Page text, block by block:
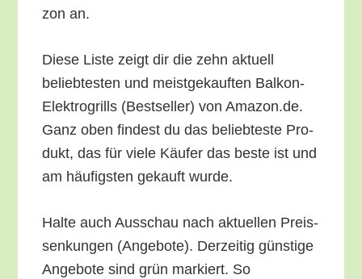
zon an.
Die­se Lis­te zeigt dir die zehn aktu­ell
belieb­tes­ten und meist­ge­kauf­ten Bal­kon-
Elek­tro­grills (Best­sel­ler) von Amazon.de.
Ganz oben fin­dest du das belieb­tes­te Pro­
dukt, das für vie­le Käu­fer das bes­te ist und
am häu­figs­ten gekauft wurde.
Hal­te auch Aus­schau nach aktu­el­len Preis­
sen­kun­gen (Ange­bo­te). Der­zei­tig güns­ti­ge
Ange­bo­te sind grün mar­kiert. So